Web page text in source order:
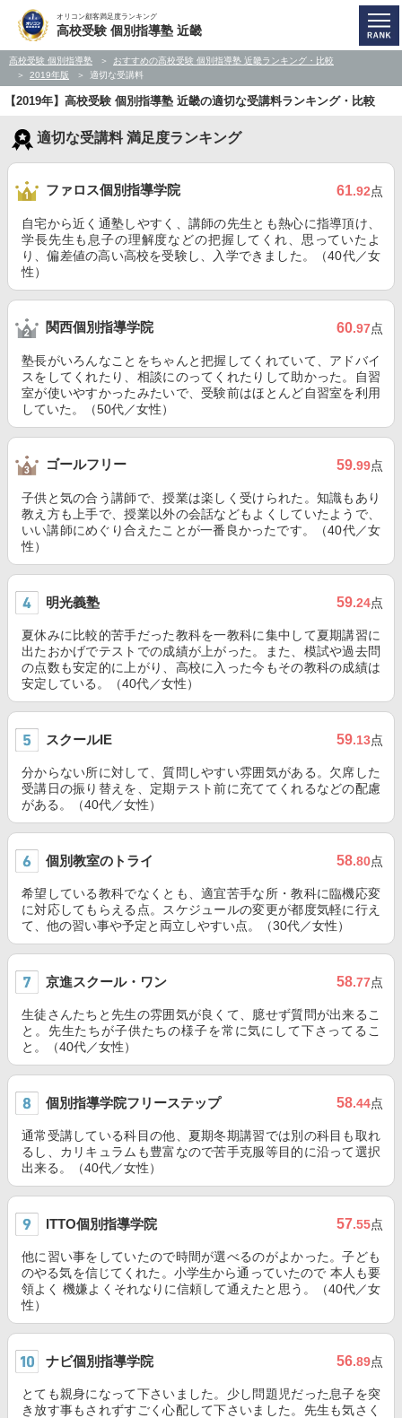
オリコン顧客満足度ランキング
高校受験 個別指導塾 近畿
高校受験 個別指導塾
おすすめの高校受験 個別指導塾 近畿ランキング・比較
2019年版
適切な受講料
【2019年】高校受験 個別指導塾 近畿の適切な受講料ランキング・比較
適切な受講料 満足度ランキング
ファロス個別指導学院 61.92点
自宅から近く通塾しやすく、講師の先生とも熱心に指導頂け、
学長先生も息子の理解度などの把握してくれ、思っていたよ
り、偏差値の高い高校を受験し、入学できました。（40代／女
性）
関西個別指導学院 60.97点
塾長がいろんなことをちゃんと把握してくれていて、アドバイ
スをしてくれたり、相談にのってくれたりして助かった。自習
室が使いやすかったみたいで、受験前はほとんど自習室を利用
していた。（50代／女性）
ゴールフリー 59.99点
子供と気の合う講師で、授業は楽しく受けられた。知識もあり
教え方も上手で、授業以外の会話などもよくしていたようで、
いい講師にめぐり合えたことが一番良かったです。（40代／女
性）
明光義塾 59.24点
夏休みに比較的苦手だった教科を一教科に集中して夏期講習に
出たおかげでテストでの成績が上がった。また、模試や過去問
の点数も安定的に上がり、高校に入った今もその教科の成績は
安定している。（40代／女性）
スクールIE 59.13点
分からない所に対して、質問しやすい雰囲気がある。欠席した
受講日の振り替えを、定期テスト前に充ててくれるなどの配慮
がある。（40代／女性）
個別教室のトライ 58.80点
希望している教科でなくとも、適宜苦手な所・教科に臨機応変
に対応してもらえる点。スケジュールの変更が都度気軽に行え
て、他の習い事や予定と両立しやすい点。（30代／女性）
京進スクール・ワン 58.77点
生徒さんたちと先生の雰囲気が良くて、臆せず質問が出来るこ
と。先生たちが子供たちの様子を常に気にして下さってるこ
と。（40代／女性）
個別指導学院フリーステップ 58.44点
通常受講している科目の他、夏期冬期講習では別の科目も取れ
るし、カリキュラムも豊富なので苦手克服等目的に沿って選択
出来る。（40代／女性）
ITTO個別指導学院 57.55点
他に習い事をしていたので時間が選べるのがよかった。子ども
のやる気を信じてくれた。小学生から通っていたので 本人も要
領よく 機嫌よくそれなりに信頼して通えたと思う。（40代／女
性）
ナビ個別指導学院 56.89点
とても親身になって下さいました。少し問題児だった息子を突
き放す事もされずすごく心配して下さいました。先生も気さく